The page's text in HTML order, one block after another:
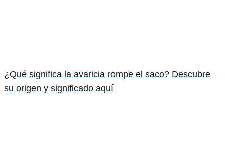
¿Qué significa la avaricia rompe el saco? Descubre
su origen y significado aquí